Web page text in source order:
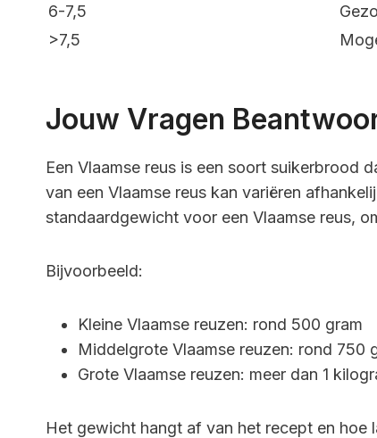
6-7,5
>7,5
Jouw Vragen
Een Vlaamse reus is een soort suikerbrood
van een Vlaamse reus kan variëren
standaardgewicht voor een Vlaamse reus,
Bijvoorbeeld:
Kleine Vlaamse reuzen: rond 500 gram
Middelgrote Vlaamse reuzen: rond 750
Grote Vlaamse reuzen: meer dan 1
Het gewicht hangt af van het recept en hoe